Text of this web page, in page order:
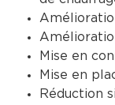
Mise en
Mise en
Réduction